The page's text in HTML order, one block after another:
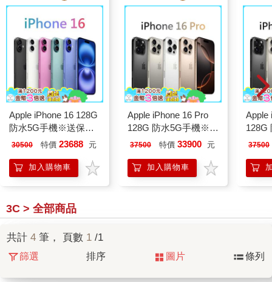
Apple iPhone 16 128G
防水5G手機※送保貼
+保護套※
30500 特價 23688 元
加入購物車
Apple iPhone 16 Pro
128G 防水5G手機※保
貼保套組※
37500 特價 33900 元
加入購物車
Apple
128G
貼保
37500
3C > 全部商品
共計 4 筆， 頁數 1 /1
篩選 排序 圖片 條列